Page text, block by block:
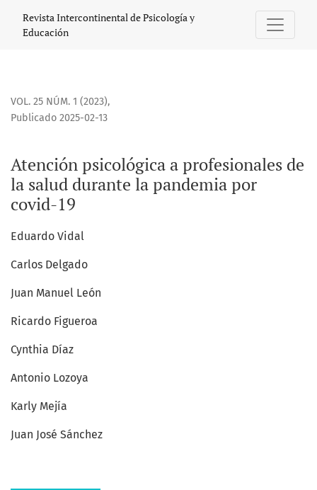
Atención psicológica a profesionales de la salud durante
Revista Intercontinental de Psicología y
Educación
VOL. 25 NÚM. 1 (2023),
Atención psicológica a profesionales de
la salud durante la pandemia por
covid-19
Publicado 2025-02-13
Eduardo Vidal
Carlos Delgado
Juan Manuel León
Ricardo Figueroa
Cynthia Díaz
Antonio Lozoya
Karly Mejía
Juan José Sánchez